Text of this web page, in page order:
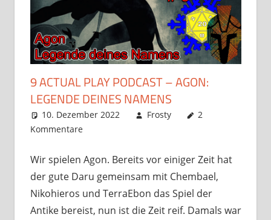
9 ACTUAL PLAY PODCAST – AGON:
LEGENDE DEINES NAMENS
10. Dezember 2022 Frosty
2
Kommentare
Wir spielen Agon. Bereits vor einiger Zeit hat
der gute Daru gemeinsam mit Chembael,
Nikohieros und TerraEbon das Spiel der
Antike bereist, nun ist die Zeit reif. Damals war